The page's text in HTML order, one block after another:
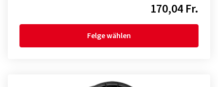
170,04 Fr.
Felge wählen